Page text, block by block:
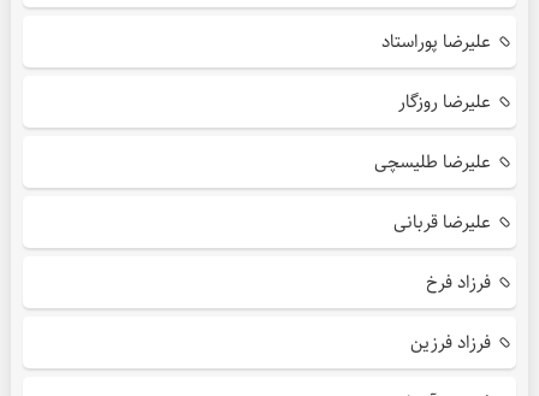
علیرضا پوراستاد
علیرضا روزگار
علیرضا طلیسچی
علیرضا قربانی
فرزاد فرخ
فرزاد فرزین